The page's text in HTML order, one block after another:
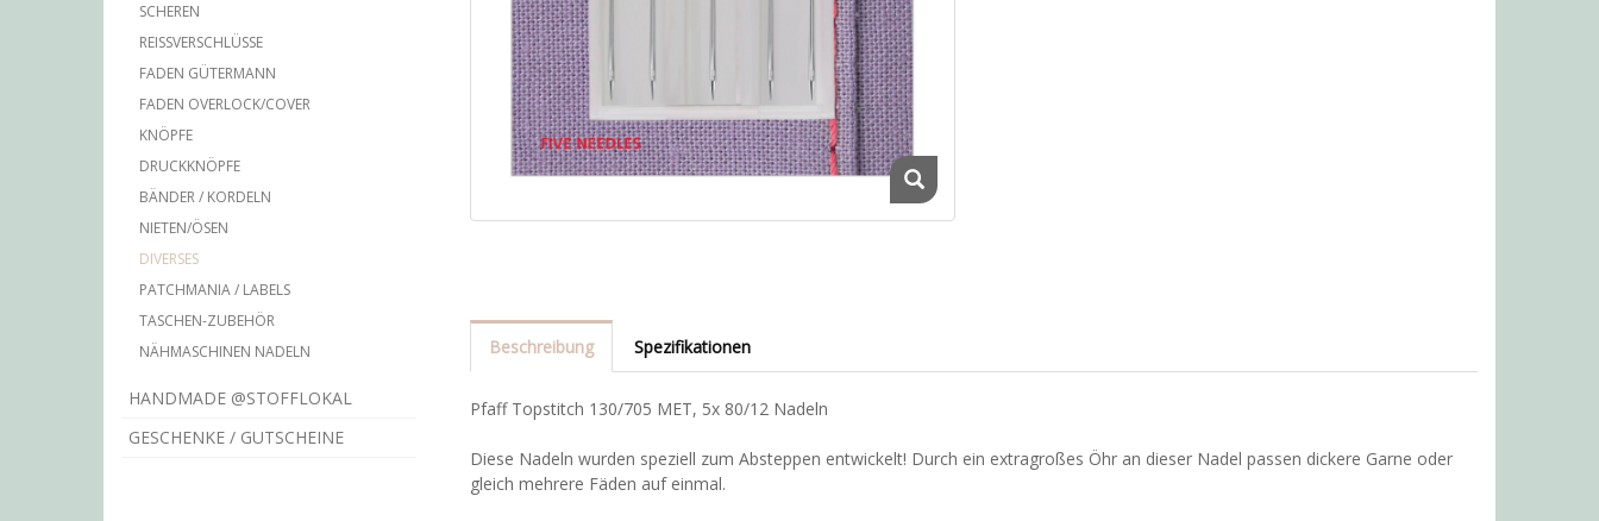
SCHEREN
REISSVERSCHLÜSSE
FADEN GÜTERMANN
FADEN OVERLOCK/COVER
KNÖPFE
DRUCKKNÖPFE
BÄNDER / KORDELN
NIETEN/ÖSEN
DIVERSES
PATCHMANIA / LABELS
TASCHEN-ZUBEHÖR
NÄHMASCHINEN NADELN
HANDMADE @STOFFLOKAL
GESCHENKE / GUTSCHEINE
Beschreibung Spezifikationen
Pfaff Topstitch 130/705 MET, 5x 80/12 Nadeln
Diese Nadeln wurden speziell zum Absteppen entwickelt! Durch ein extragroßes Öhr an dieser Nadel passen dickere Garne oder
gleich mehrere Fäden auf einmal.